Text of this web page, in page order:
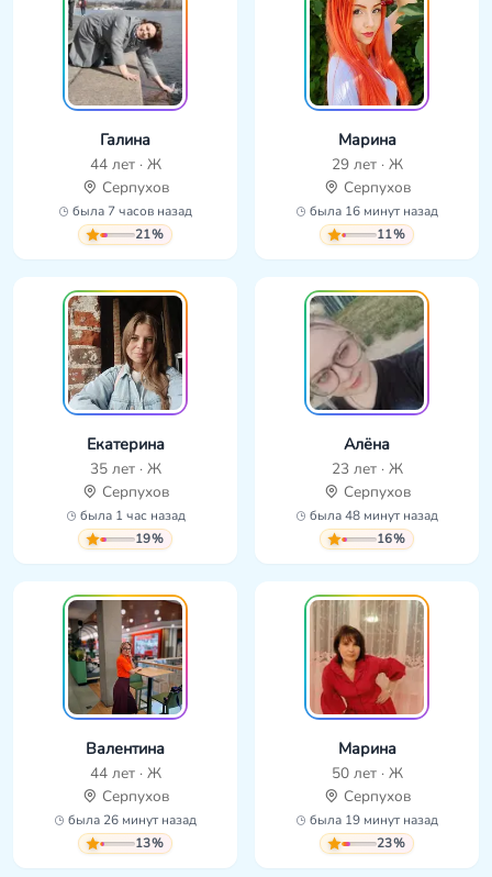
Галина
44 лет · Ж
Серпухов
была 7 часов назад
21%
Марина
29 лет · Ж
Серпухов
была 16 минут назад
11%
Екатерина
35 лет · Ж
Серпухов
была 1 час назад
19%
Алёна
23 лет · Ж
Серпухов
была 48 минут назад
16%
Валентина
44 лет · Ж
Серпухов
была 26 минут назад
13%
Марина
50 лет · Ж
Серпухов
была 19 минут назад
23%